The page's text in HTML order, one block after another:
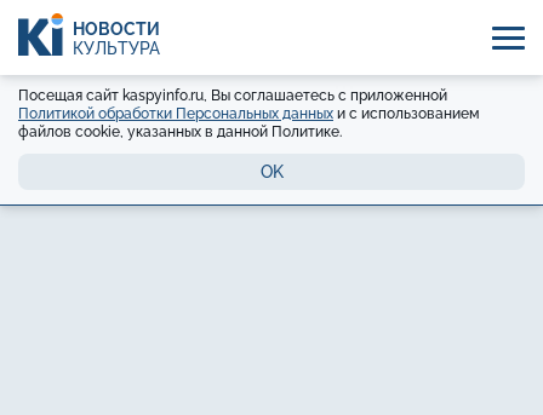
НОВОСТИ
КУЛЬТУРА
Посещая сайт kaspyinfo.ru, Вы соглашаетесь с приложенной
Политикой обработки Персональных данных и с использованием
файлов cookie, указанных в данной Политике.
OK